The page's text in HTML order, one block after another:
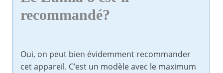
recommandé?
Oui, on peut bien évidemment recommander
cet appareil. C’est un modèle avec le maximum